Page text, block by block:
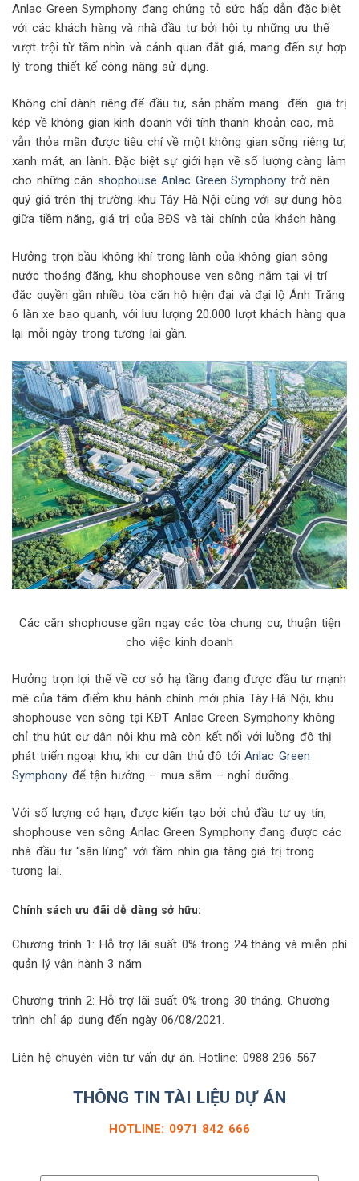
Anlac Green Symphony đang chứng tỏ sức hấp dẫn đặc biệt
với các khách hàng và nhà đầu tư bởi hội tụ những ưu thế
vượt trội từ tầm nhìn và cảnh quan đắt giá, mang đến sự hợp
lý trong thiết kế công năng sử dụng.
Không chỉ dành riêng để đầu tư, sản phẩm mang đến giá trị
kép về không gian kinh doanh với tính thanh khoản cao, mà
vẫn thỏa mãn được tiêu chí về một không gian sống riêng tư,
xanh mát, an lành. Đặc biệt sự giới hạn về số lượng càng làm
cho những căn shophouse Anlac Green Symphony trở nên
quý giá trên thị trường khu Tây Hà Nội cùng với sự dung hòa
giữa tiềm năng, giá trị của BĐS và tài chính của khách hàng.
Hưởng trọn bầu không khí trong lành của không gian sông
nước thoáng đãng, khu shophouse ven sông nằm tại vị trí
đặc quyền gần nhiều tòa căn hộ hiện đại và đại lộ Ánh Trăng
6 làn xe bao quanh, với lưu lượng 20.000 lượt khách hàng qua
lại mỗi ngày trong tương lai gần.
Các căn shophouse gần ngay các tòa chung cư, thuận tiện
cho việc kinh doanh
Hưởng trọn lợi thế về cơ sở hạ tầng đang được đầu tư mạnh
mẽ của tâm điểm khu hành chính mới phía Tây Hà Nội, khu
shophouse ven sông tại KĐT Anlac Green Symphony không
chỉ thu hút cư dân nội khu mà còn kết nối với luồng đô thị
phát triển ngoại khu, khi cư dân thủ đô tới Anlac Green
Symphony để tận hưởng – mua sắm – nghỉ dưỡng.
Với số lượng có hạn, được kiến tạo bởi chủ đầu tư uy tín,
shophouse ven sông Anlac Green Symphony đang được các
nhà đầu tư “săn lùng” với tầm nhìn gia tăng giá trị trong
tương lai.
Chính sách ưu đãi dễ dàng sở hữu:
Chương trình 1: Hỗ trợ lãi suất 0% trong 24 tháng và miễn phí
quản lý vận hành 3 năm
Chương trình 2: Hỗ trợ lãi suất 0% trong 30 tháng. Chương
trình chỉ áp dụng đến ngày 06/08/2021.
Liên hệ chuyên viên tư vấn dự án. Hotline: 0988 296 567
THÔNG TIN TÀI LIỆU DỰ ÁN
HOTLINE: 0971 842 666